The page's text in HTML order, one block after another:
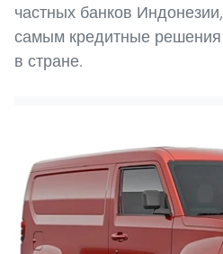
частных банков
самым кредитные
в стране.